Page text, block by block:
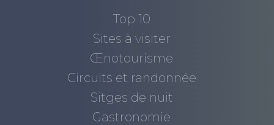
Top 10
Sites à visiter
Œnotourisme
Circuits et randonnée
Sitges de nuit
Gastronomie